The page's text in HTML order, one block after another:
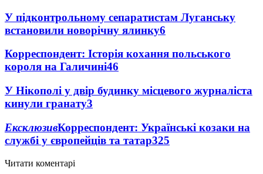
У підконтрольному сепаратистам Луганську
встановили новорічну ялинку6
Корреспондент: Історія кохання польського
короля на Галичині46
У Нікополі у двір будинку місцевого журналіста
кинули гранату3
ЕксклюзивКорреспондент: Українські козаки на
службі у європейців та татар325
Читати коментарі